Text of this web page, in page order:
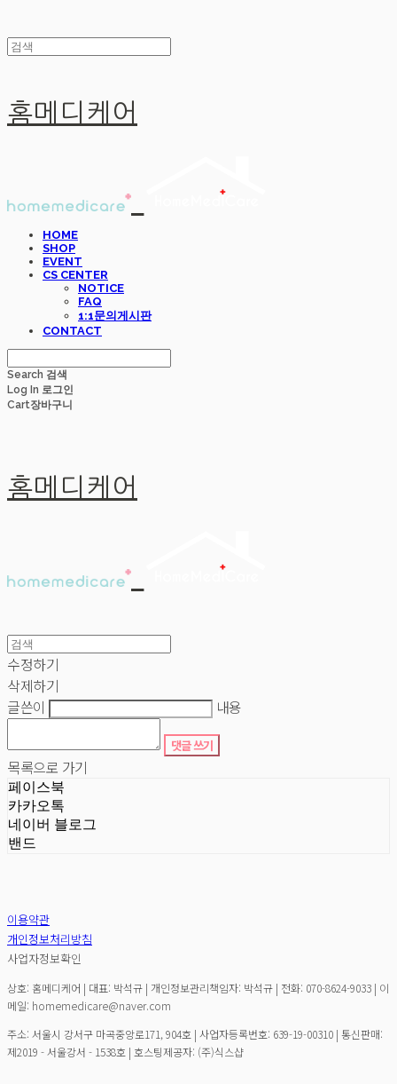
홈메디케어
HOME
SHOP
EVENT
CS CENTER
NOTICE
FAQ
1:1문의게시판
CONTACT
Search 검색
Log In 로그인
Cart장바구니
홈메디케어
수정하기
삭제하기
글쓴이
내용
댓글 쓰기
목록으로 가기
페이스북
카카오톡
네이버 블로그
밴드
이용약관
개인정보처리방침
사업자정보확인
상호: 홈메디케어 | 대표: 박석규 | 개인정보관리책임자: 박석규 | 전화: 070-8624-9033 | 이
메일: homemedicare@naver.com
주소: 서울시 강서구 마곡중앙로171, 904호 | 사업자등록번호: 639-19-00310 | 통신판매:
제2019 - 서울강서 - 1538호 | 호스팅제공자: (주)식스샵